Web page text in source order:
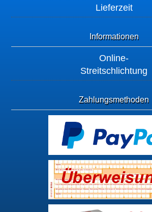
Lieferzeit
Informationen
Online-
Streitschlichtung
Zahlungsmethoden